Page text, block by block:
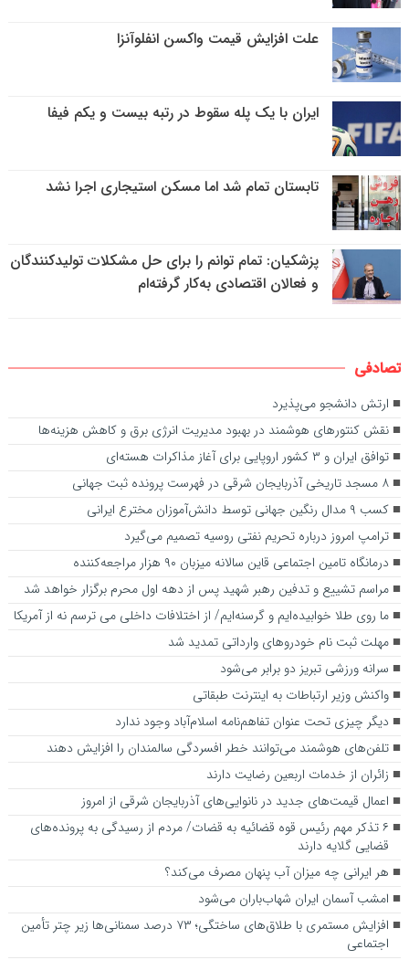
علت افزایش قیمت واکسن انفلوآنزا
ایران با یک پله سقوط در رتبه بیست و یکم فیفا
تابستان تمام شد اما مسکن استیجاری اجرا نشد
پزشکیان: تمام توانم را برای حل مشکلات تولیدکنندگان
و فعالان اقتصادی به‌کار گرفته‌ام
تصادفی
ارتش دانشجو می‌پذیرد
نقش کنتور‌های هوشمند در بهبود مدیریت انرژی برق و کاهش هزینه‌ها
توافق ایران و ۳ کشور اروپایی برای آغاز مذاکرات هسته‌ای
۸ مسجد تاریخی آذربایجان شرقی در فهرست پرونده ثبت جهانی
کسب ۹ مدال رنگین جهانی توسط دانش‌آموزان مخترع ایرانی
ترامپ امروز درباره تحریم نفتی روسیه تصمیم می‌گیرد
درمانگاه تامین اجتماعی قاین سالانه میزبان ۹۰ هزار مراجعه‌کننده
مراسم تشییع و تدفین رهبر شهید پس از دهه اول محرم برگزار خواهد شد
ما روی طلا خوابیده‌ایم و گرسنه‌ایم/ از اختلافات داخلی می ترسم نه از آمریکا
مهلت ثبت نام خودروهای وارداتی تمدید شد
سرانه ورزشی تبریز دو برابر می‌شود
واکنش وزیر ارتباطات به اینترنت طبقاتی
دیگر چیزی تحت عنوان تفاهم‌نامه اسلام‌آباد وجود ندارد
تلفن‌های هوشمند می‌توانند خطر افسردگی سالمندان را افزایش دهند
زائران از خدمات اربعین رضایت دارند
اعمال قیمت‌های جدید در نانوایی‌های آذربایجان شرقی از امروز
۶ تذکر مهم رئیس قوه قضائیه به قضات/ مردم از رسیدگی به پرونده‌های
قضایی گلایه‌ دارند‌
هر ایرانی چه میزان آب پنهان مصرف می‌کند؟
امشب آسمان ایران شهاب‌باران می‌شود
افزایش مستمری با طلاق‌های ساختگی؛ ۷۳ درصد سمنانی‌ها زیر چتر تأمین
اجتماعی